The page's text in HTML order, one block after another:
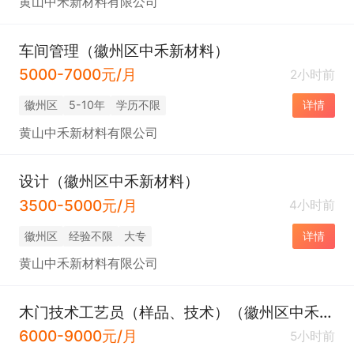
车间管理（徽州区中禾新材料）
5000-7000元/月
2小时前
徽州区 5-10年 学历不限 详情
黄山中禾新材料有限公司
设计（徽州区中禾新材料）
3500-5000元/月
4小时前
徽州区 经验不限 大专 详情
黄山中禾新材料有限公司
木门技术工艺员（样品、技术）（徽州区中禾新材料）
6000-9000元/月
5小时前